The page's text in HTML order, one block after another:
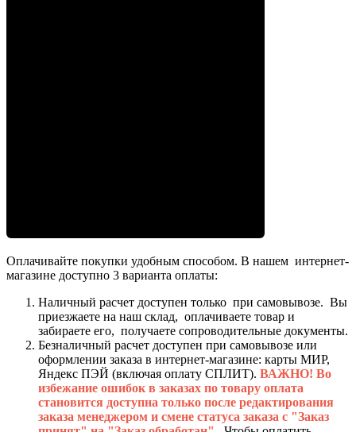
Оплачивайте покупки удобным способом. В нашем интернет-
магазине доступно 3 варианта оплаты:
Наличный расчет доступен только при самовывозе. Вы
приезжаете на наш склад, оплачиваете товар и
забираете его, получаете сопроводительные документы.
Безналичный расчет доступен при самовывозе или
оформлении заказа в интернет-магазине: карты МИР,
Яндекс ПЭЙ (включая оплату СПЛИТ). ВАЖНО! Во
избежание ошибок в заказах по товару оплата
становится доступна только после редактирования
заказа менеджером и смене статуса заказа с "Заказ